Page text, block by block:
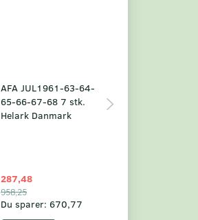
AFA JUL1961-63-64-
65-66-67-68 7 stk.
Helark Danmark
287,48
958,25
Du sparer: 670,77